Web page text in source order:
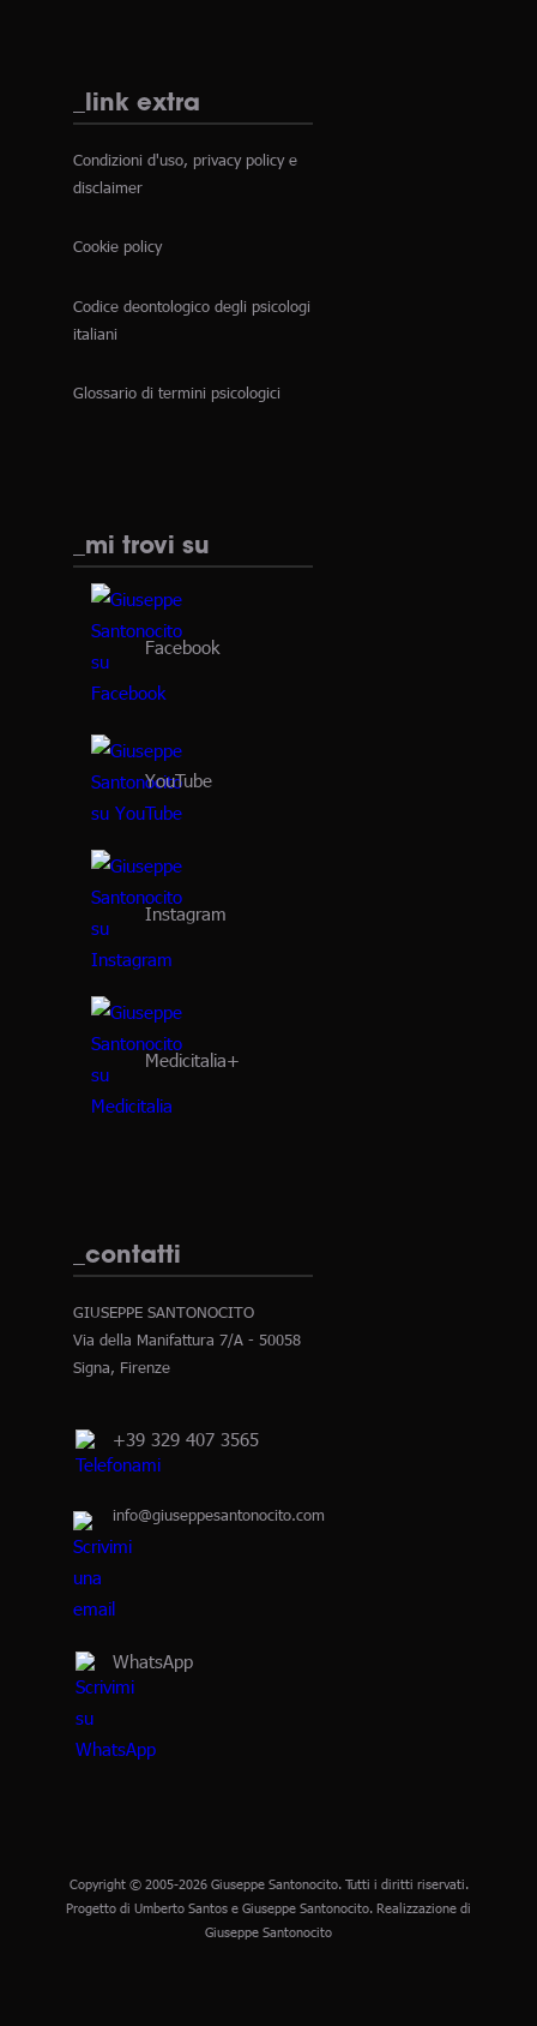
_link extra
Condizioni d'uso, privacy policy e
disclaimer
Cookie policy
Codice deontologico degli psicologi
italiani
Glossario di termini psicologici
_mi trovi su
Facebook
YouTube
Instagram
Medicitalia+
_contatti
GIUSEPPE SANTONOCITO
Via della Manifattura 7/A - 50058
Signa, Firenze
+39 329 407 3565
info@giuseppesantonocito.com
WhatsApp
Copyright © 2005-2026 Giuseppe Santonocito. Tutti i diritti riservati.
Progetto di Umberto Santos e Giuseppe Santonocito. Realizzazione di
Giuseppe Santonocito